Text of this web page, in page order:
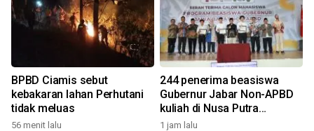
BPBD Ciamis sebut
kebakaran lahan Perhutani
tidak meluas
56 menit lalu
244 penerima beasiswa
Gubernur Jabar Non-APBD
kuliah di Nusa Putra
University
1 jam lalu